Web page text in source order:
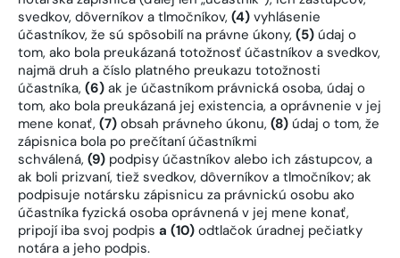
svedkov, dôverníkov a tlmočníkov, (4) vyhlásenie
účastníkov, že sú spôsobilí na právne úkony, (5) údaj o
tom, ako bola preukázaná totožnosť účastníkov a svedkov,
najmä druh a číslo platného preukazu totožnosti
účastníka, (6) ak je účastníkom právnická osoba, údaj o
tom, ako bola preukázaná jej existencia, a oprávnenie v jej
mene konať, (7) obsah právneho úkonu, (8) údaj o tom, že
zápisnica bola po prečítaní účastníkmi
schválená, (9) podpisy účastníkov alebo ich zástupcov, a
ak boli prizvaní, tiež svedkov, dôverníkov a tlmočníkov; ak
podpisuje notársku zápisnicu za právnickú osobu ako
účastníka fyzická osoba oprávnená v jej mene konať,
pripojí iba svoj podpis a (10) odtlačok úradnej pečiatky
notára a jeho podpis.